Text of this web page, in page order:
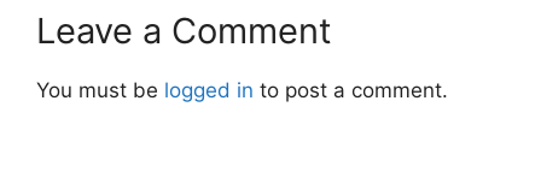
Leave a Comment
You must be logged in to post a comment.